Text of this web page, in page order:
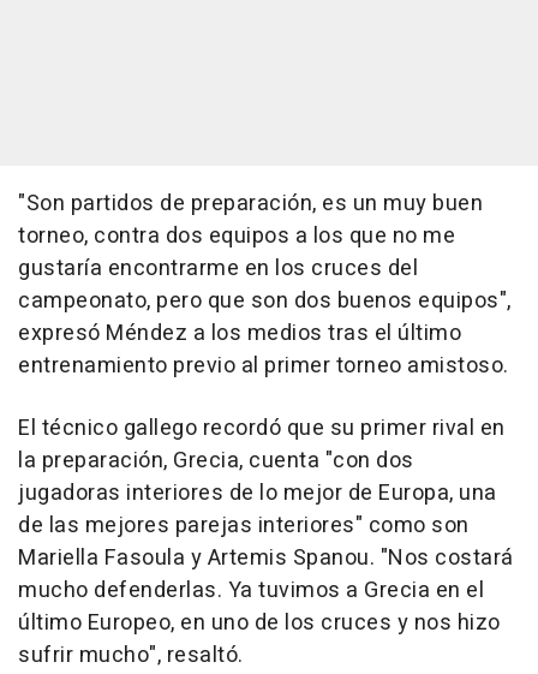
"Son partidos de preparación, es un muy buen
torneo, contra dos equipos a los que no me
gustaría encontrarme en los cruces del
campeonato, pero que son dos buenos equipos",
expresó Méndez a los medios tras el último
entrenamiento previo al primer torneo amistoso.
El técnico gallego recordó que su primer rival en
la preparación, Grecia, cuenta "con dos
jugadoras interiores de lo mejor de Europa, una
de las mejores parejas interiores" como son
Mariella Fasoula y Artemis Spanou. "Nos costará
mucho defenderlas. Ya tuvimos a Grecia en el
último Europeo, en uno de los cruces y nos hizo
sufrir mucho", resaltó.